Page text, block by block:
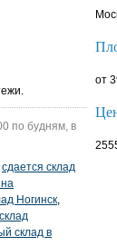
по будням, в
сдается склад
Ногинск,
склад в
от